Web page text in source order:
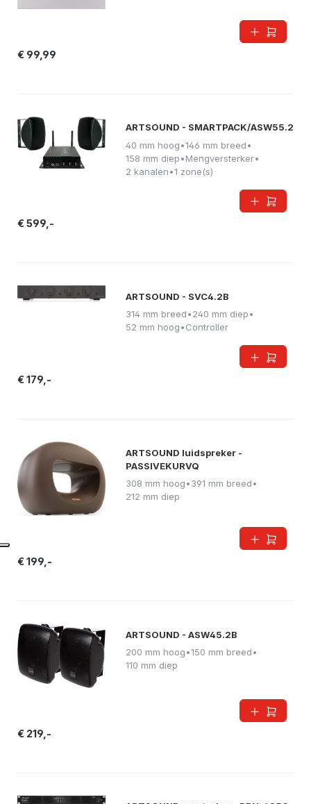
€ 99,99
ARTSOUND - SMARTPACK/ASW55.2
40 mm hoog•146 mm breed•
158 mm diep•Mengversterker•
2 kanalen•1 zone(s)
€ 599,-
ARTSOUND - SVC4.2B
314 mm breed•240 mm diep•
52 mm hoog•Controller
€ 179,-
ARTSOUND luidspreker -
PASSIVEKURVQ
308 mm hoog•391 mm breed•
212 mm diep
€ 199,-
ARTSOUND - ASW45.2B
200 mm hoog•150 mm breed•
110 mm diep
€ 219,-